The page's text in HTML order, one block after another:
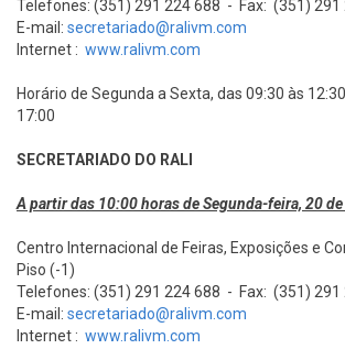
Telefones: (351) 291 224 688 - Fax: (351) 291
E-mail: secretariado@ralivm.com
Internet : www.ralivm.com
Horário de Segunda a Sexta, das 09:30 às
17:00
SECRETARIADO DO RALI
A partir das 10:00 horas de Segunda-feira, 20
Centro Internacional de Feiras, Exposições e
Piso (-1)
Telefones: (351) 291 224 688 - Fax: (351) 291
E-mail: secretariado@ralivm.com
Internet : www.ralivm.com